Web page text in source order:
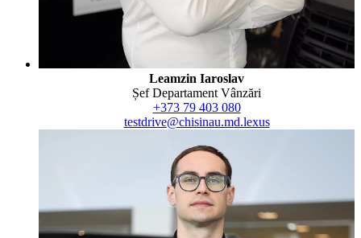
Leamzin Iaroslav
Șef Departament Vânzări
+373 79 403 080
testdrive@chisinau.md.lexus